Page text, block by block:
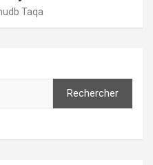
de Pikine-Guédiawaye
Taqa
Rechercher